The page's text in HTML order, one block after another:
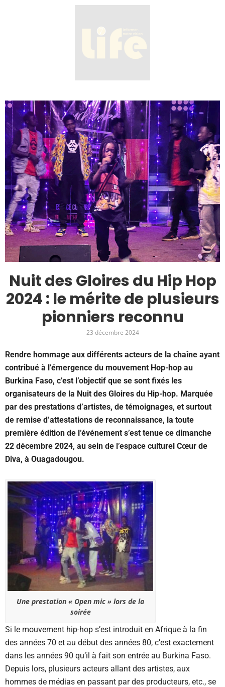
Nuit des Gloires du Hip Hop
2024 : le mérite de plusieurs
pionniers reconnu
23 décembre 2024
Rendre hommage aux différents acteurs de la chaîne ayant
contribué à l’émergence du mouvement Hop-hop au
Burkina Faso, c’est l’objectif que se sont fixés les
organisateurs de la Nuit des Gloires du Hip-hop. Marquée
par des prestations d’artistes, de témoignages, et surtout
de remise d’attestations de reconnaissance, la toute
première édition de l’événement s’est tenue ce dimanche
22 décembre 2024, au sein de l’espace culturel Cœur de
Diva, à Ouagadougou.
Une prestation « Open mic » lors de la
soirée
Si le mouvement hip-hop s’est introduit en Afrique à la fin
des années 70 et au début des années 80, c’est exactement
dans les années 90 qu’il à fait son entrée au Burkina Faso.
Depuis lors, plusieurs acteurs allant des artistes, aux
hommes de médias en passant par des producteurs, etc., se